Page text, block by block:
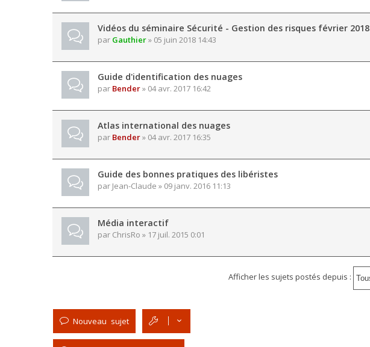
Vidéos du séminaire Sécurité - Gestion des risques février 2018
par Gauthier» 05 juin 2018 14:43
Guide d'identification des nuages
par Bender» 04 avr. 2017 16:42
Atlas international des nuages
par Bender» 04 avr. 2017 16:35
Guide des bonnes pratiques des libéristes
par Jean-Claude » 09 janv. 2016 11:13
Média interactif
par ChrisRo » 17 juil. 2015 0:01
Afficher les sujets postés depuis :
Nouveau sujet